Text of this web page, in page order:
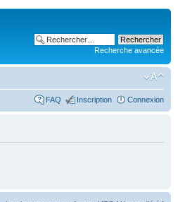
Recherche avancée
FAQ Inscription Connexion